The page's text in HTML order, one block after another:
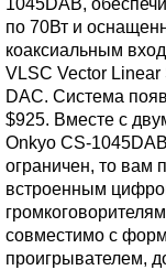
по 70Вт и
коаксиальным
VLSC Vector
DAC. Система
$925. Вместе с
Onkyo CS-
ограничен, то вам
встроенным
совместимо с
проигрывателем,